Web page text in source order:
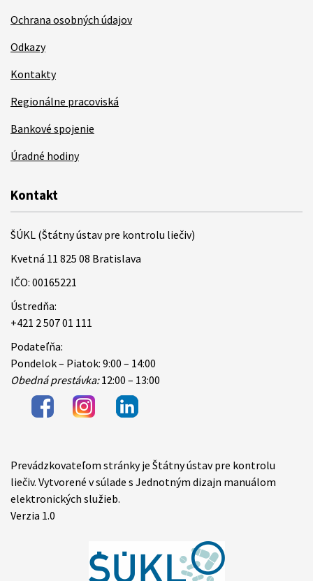
Ochrana osobných údajov
Odkazy
Kontakty
Regionálne pracoviská
Bankové spojenie
Úradné hodiny
Kontakt
ŠÚKL (Štátny ústav pre kontrolu liečiv)
Kvetná 11 825 08 Bratislava
IČO: 00165221
Ústredňa:
+421 2 507 01 111
Podateľňa:
Pondelok – Piatok: 9:00 – 14:00
Obedná prestávka:12:00 – 13:00
Items
Prevádzkovateľom stránky je Štátny ústav pre kontrolu
liečiv. Vytvorené v súlade s Jednotným dizajn manuálom
elektronických služieb.
Verzia 1.0